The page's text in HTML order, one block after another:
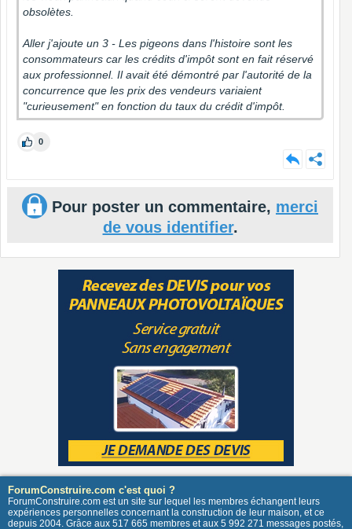
obsolètes.
Aller j'ajoute un 3 - Les pigeons dans l'histoire sont les
consommateurs car les crédits d'impôt sont en fait réservé
aux professionnel. Il avait été démontré par l'autorité de la
concurrence que les prix des vendeurs variaient
"curieusement" en fonction du taux du crédit d'impôt.
0
Pour poster un commentaire, merci
de vous identifier.
ForumConstruire.com c'est quoi ?
ForumConstruire.com est un site sur lequel les membres échangent leurs
expériences personnelles concernant la construction de leur maison, et ce
depuis 2004. Grâce aux 517 665 membres et aux 5 992 271 messages postés,